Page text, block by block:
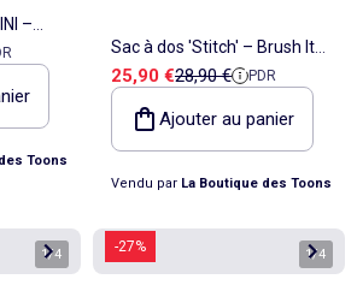
–
Toons
Sac à dos 'Stitch' – Brush It
Out Maternelle – Lilo et stitch
Prix de vente
25,90 €Prix de référence
28,90 € PDR
Ajouter au panier
Vendu par La Boutique des Toons
1/4 -27% 1/4